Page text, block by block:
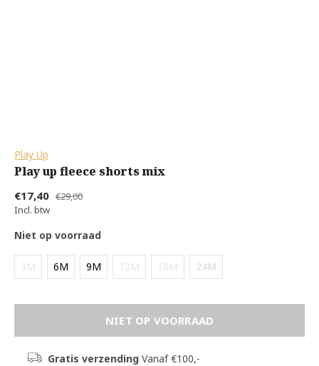
Play Up
Play up fleece shorts mix
€17,40 €29,00
Incl. btw
Niet op voorraad
3M 6M 9M 12M 18M 24M
NIET OP VOORRAAD
Gratis verzendingVanaf €100,-